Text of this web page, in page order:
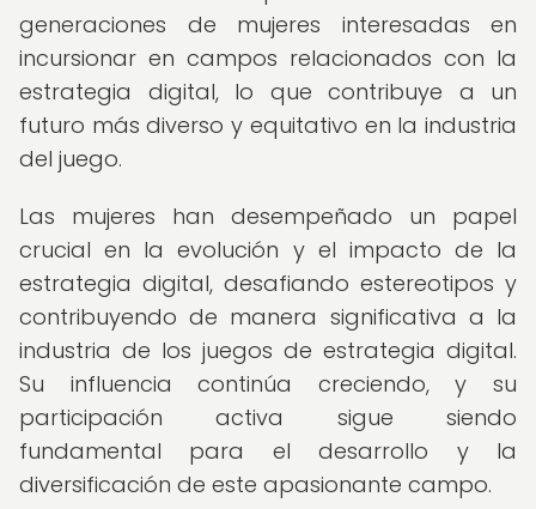
generaciones de mujeres interesadas en
incursionar en campos relacionados con la
estrategia digital, lo que contribuye a un
futuro más diverso y equitativo en la industria
del juego.
Las mujeres han desempeñado un papel
crucial en la evolución y el impacto de la
estrategia digital, desafiando estereotipos y
contribuyendo de manera significativa a la
industria de los juegos de estrategia digital.
Su influencia continúa creciendo, y su
participación activa sigue siendo
fundamental para el desarrollo y la
diversificación de este apasionante campo.